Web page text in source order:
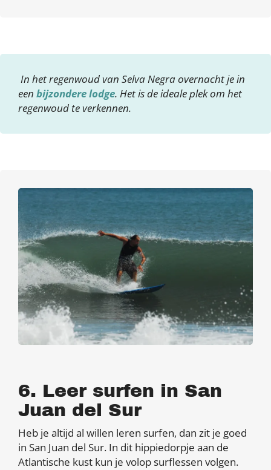
In het regenwoud van Selva Negra overnacht je in
een bijzondere lodge. Het is de ideale plek om het
regenwoud te verkennen.
6. Leer surfen in San
Juan del Sur
Heb je altijd al willen leren surfen, dan zit je goed
in San Juan del Sur. In dit hippiedorpje aan de
Atlantische kust kun je volop surflessen volgen.